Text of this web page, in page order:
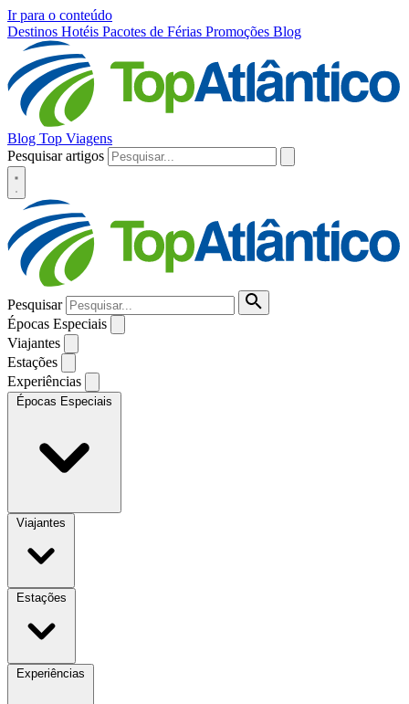
Ir para o conteúdo
Destinos Hotéis Pacotes de Férias Promoções Blog
Blog Top Viagens
Pesquisar artigos
Pesquisar
Épocas Especiais
Viajantes
Estações
Experiências
Épocas Especiais
Viajantes
Estações
Experiências